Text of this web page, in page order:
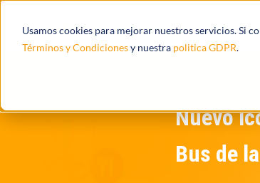
Usamos cookies para mejorar nuestros servicios. Si
Términos y Condicionesy nuestra politica GDPR.
Productos Ecosistema
Nuevo
Bus de